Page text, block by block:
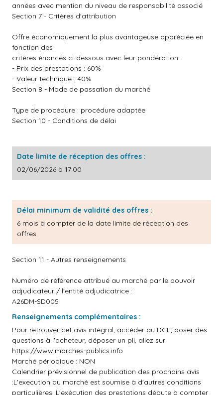
années avec mention du niveau de responsabilité associé
Section 7 - Critères d'attribution
Offre économiquement la plus avantageuse appréciée en
fonction des
critères énoncés ci-dessous avec leur pondération :
- Prix des prestations : 60%
- Valeur technique : 40%
Section 8 - Mode de passation du marché
Type de procédure : procédure adaptée
Section 10 - Conditions de délai
Date limite de réception des offres :
02/06/2026 à 17:00
Délai minimum de validité des offres :
6 mois à compter de la date limite de réception des
offres.
Section 11 - Autres renseignements
Numéro de référence attribué au marché par le pouvoir
adjudicateur / l'entité adjudicatrice :
A26DM-SD005
Renseignements complémentaires :
Pour retrouver cet avis intégral, accéder au DCE, poser des
questions à l'acheteur, déposer un pli, allez sur
https://www.marches-publics.info
Marché périodique : NON
Calendrier prévisionnel de publication des prochains avis
:L'execution du marché est soumise à d'autres conditions
particulières :L'exécution des prestations débute à compter